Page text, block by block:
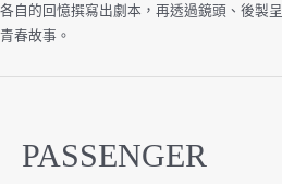
各自的回憶撰寫出劇本，再透過鏡頭、後製
青春故事。
PASSENGER